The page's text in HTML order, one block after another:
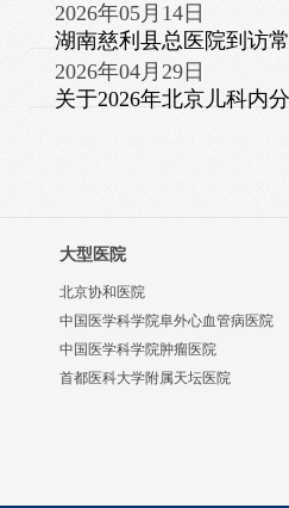
2026年05月14日
湖南慈利县总医院到访
2026年04月29日
关于2026年北京儿科内
大型医院
北京协和医院
中国医学科学院阜外心血管病医院
中国医学科学院肿瘤医院
首都医科大学附属天坛医院